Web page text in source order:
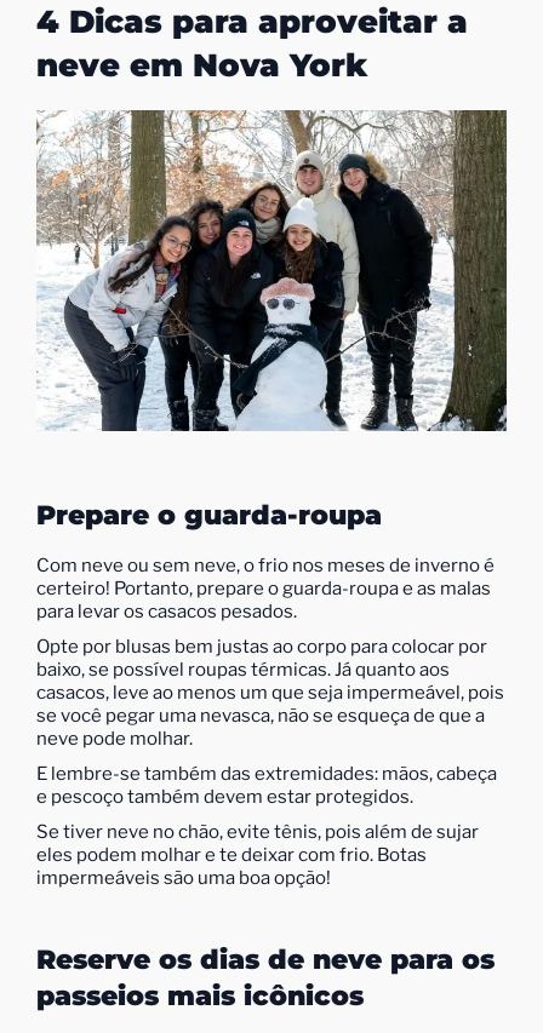
4 Dicas para aproveitar a
neve em Nova York
Prepare o guarda-roupa
Com neve ou sem neve, o frio nos meses de inverno é
certeiro! Portanto, prepare o guarda-roupa e as malas
para levar os casacos pesados.
Opte por blusas bem justas ao corpo para colocar por
baixo, se possível roupas térmicas. Já quanto aos
casacos, leve ao menos um que seja impermeável, pois
se você pegar uma nevasca, não se esqueça de que a
neve pode molhar.
E lembre-se também das extremidades: mãos, cabeça
e pescoço também devem estar protegidos.
Se tiver neve no chão, evite tênis, pois além de sujar
eles podem molhar e te deixar com frio. Botas
impermeáveis são uma boa opção!
Reserve os dias de neve para os
passeios mais icônicos